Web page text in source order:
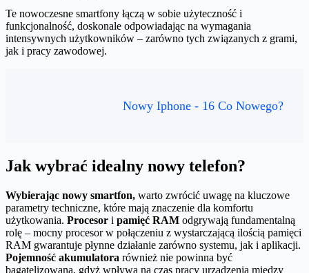
Te nowoczesne smartfony łączą w sobie użyteczność i
funkcjonalność, doskonale odpowiadając na wymagania
intensywnych użytkowników – zarówno tych związanych z grami,
jak i pracy zawodowej.
Nowy Iphone - 16 Co Nowego?
Jak wybrać idealny nowy telefon?
Wybierając nowy smartfon, warto zwrócić uwagę na kluczowe
parametry techniczne, które mają znaczenie dla komfortu
użytkowania. Procesor i pamięć RAM odgrywają fundamentalną
rolę – mocny procesor w połączeniu z wystarczającą ilością pamięci
RAM gwarantuje płynne działanie zarówno systemu, jak i aplikacji.
Pojemność akumulatora również nie powinna być
bagatelizowana, gdyż wpływa na czas pracy urządzenia między